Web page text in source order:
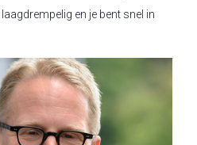
en je bent snel in